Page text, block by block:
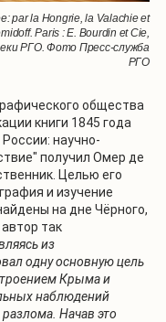
par la Hongrie, la Valachie et
Paris : E. Bourdin et Cie,
РГО. Фото Пресс-служба
РГО
общества
книги 1845 года
научно-
получил Омер де
Целью его
и изучение
на дне Чёрного,
так
из
одну основную цель
Крыма и
наблюдений
Начав это